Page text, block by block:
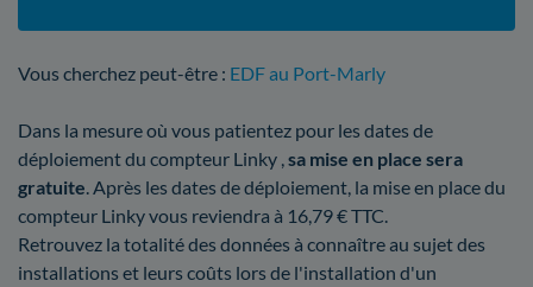
Vous cherchez peut-être : EDF au Port-Marly
Dans la mesure où vous patientez pour les dates de
déploiement du compteur Linky ,sa mise en place sera
gratuite. Après les dates de déploiement, la mise en place du
compteur Linky vous reviendra à 16,79 € TTC.
Retrouvez la totalité des données à connaître au sujet des
installations et leurs coûts lors de l'installation d'un